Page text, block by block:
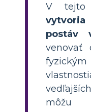
V tejto
postáv
venovať
môžu